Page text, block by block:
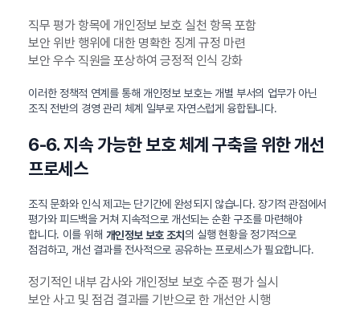
직무 평가 항목에 개인정보 보호 실천 항목 포함
보안 위반 행위에 대한 명확한 징계 규정 마련
보안 우수 직원을 포상하여 긍정적 인식 강화
이러한 정책적 연계를 통해 개인정보 보호는 개별 부서의 업무가 아닌
조직 전반의 경영 관리 체계 일부로 자연스럽게 융합됩니다.
6-6. 지속 가능한 보호 체계 구축을 위한 개선
프로세스
조직 문화와 인식 제고는 단기간에 완성되지 않습니다. 장기적 관점에서
평가와 피드백을 거쳐 지속적으로 개선되는 순환 구조를 마련해야
합니다. 이를 위해 개인정보 보호 조치의 실행 현황을 정기적으로
점검하고, 개선 결과를 전사적으로 공유하는 프로세스가 필요합니다.
정기적인 내부 감사와 개인정보 보호 수준 평가 실시
보안 사고 및 점검 결과를 기반으로 한 개선안 시행